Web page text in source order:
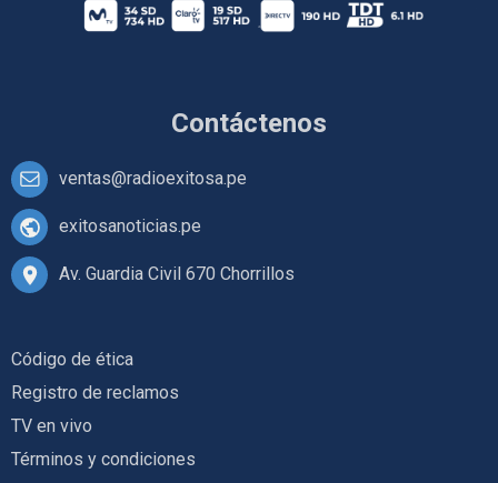
Contáctenos
ventas@radioexitosa.pe
exitosanoticias.pe
Av. Guardia Civil 670 Chorrillos
Código de ética
Registro de reclamos
TV en vivo
Términos y condiciones